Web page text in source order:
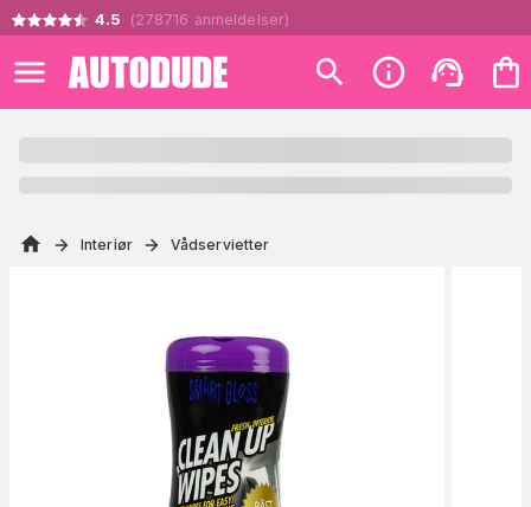
4.5 (278716 anmeldelser)
Interiør Vådservietter